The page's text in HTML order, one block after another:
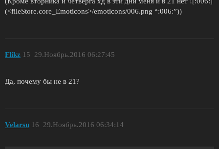
(<fileStore.core_Emoticons>/emoticons/006.png “:006:”))
Flikz 29.Ноябрь.2016 06:27:45
15
Да, почему бы не в 21?
Velarsu 29.Ноябрь.2016 06:34:14
16